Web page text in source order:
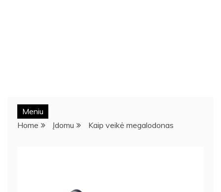
Meniu
Home
Įdomu Kaip veikė megalodonas